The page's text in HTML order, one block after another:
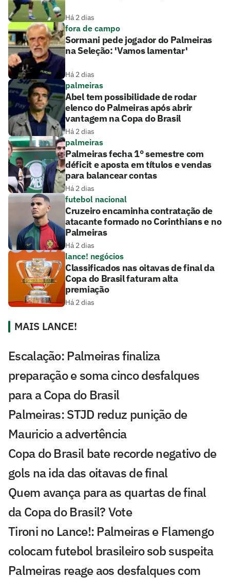
Há 2 dias
fora de campo
Sormani pede jogador do Palmeiras
na Seleção: 'Vamos lamentar'
Há 2 dias
palmeiras
Abel tem possibilidade de rodar
elenco do Palmeiras após abrir
vantagem na Copa do Brasil
Há 2 dias
palmeiras
Palmeiras fecha 1° semestre com
déficit e aposta em títulos e vendas
para balancear contas
Há 2 dias
futebol nacional
Cruzeiro encaminha contratação de
atacante formado no Corinthians e no
Palmeiras
Há 2 dias
lance! negócios
Classificados nas oitavas de final da
Copa do Brasil faturam alta
premiação
Há 2 dias
MAIS LANCE!
Escalação: Palmeiras finaliza
preparação e soma cinco desfalques
para a Copa do Brasil
Palmeiras: STJD reduz punição de
Mauricio a advertência
Copa do Brasil bate recorde negativo de
gols na ida das oitavas de final
Quem avança para as quartas de final
da Copa do Brasil? Vote
Tironi no Lance!: Palmeiras e Flamengo
colocam futebol brasileiro sob suspeita
Palmeiras reage aos desfalques com